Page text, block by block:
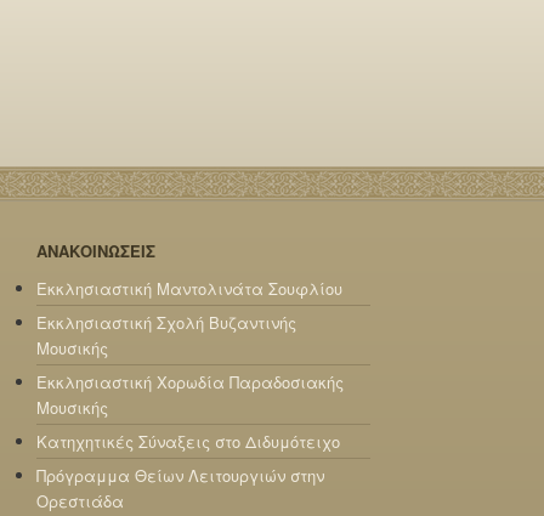
ΑΝΑΚΟΙΝΩΣΕΙΣ
Εκκλησιαστική Μαντολινάτα Σουφλίου
Εκκλησιαστική Σχολή Βυζαντινής
Μουσικής
Εκκλησιαστική Χορωδία Παραδοσιακής
Μουσικής
Κατηχητικές Σύναξεις στο Διδυμότειχο
Πρόγραμμα Θείων Λειτουργιών στην
Ορεστιάδα